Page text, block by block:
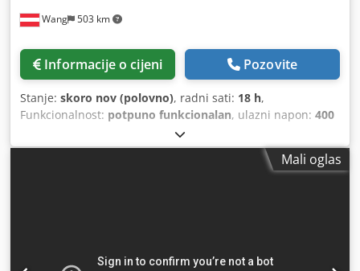
Wang 503 km
Informacije o cijeni Pozovite
Stanje: skoro nov (polovno), radni sati: 18 h,
Funkcionalnost: potpuno funkcionalan, ulazni napon: 400
, vrsta ulazne struje:
ulazna frekvencija:50 Hz, vrsta zaštite (IP kod):IP00,
2026,
Mali oglas